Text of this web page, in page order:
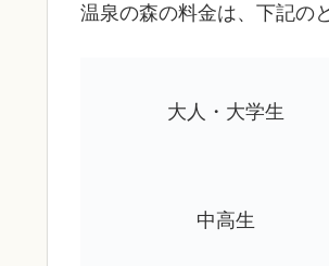
温泉の森の料金は、下記の
大人・大学生
中高生